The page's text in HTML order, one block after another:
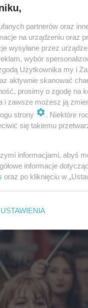
partnerów oraz
na urządzeniu oraz
wysyłane przez
wybór
Użytkownika my i
aktywnie skanować
prosimy o zgodę na
i zawsze możesz ją
strony
. Niektóre
się takiemu
informacjami, abyś
informacje
oraz po kliknięciu w
USTAWIENIA